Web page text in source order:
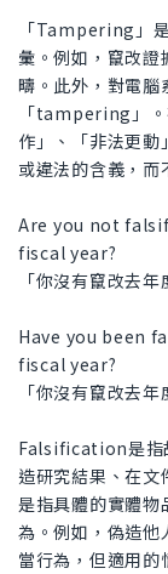
「Tampering」
彙。例如，竄改證
疇。此外，對電腦
「tampering」
作」、「非法更動
或違法的含義，而
Are you not
fiscal year?
「你沒有竄改去年
Have you been
fiscal year?
「你沒有竄改去年
Falsification是指
造研究結果、在
是指具體的實體物
為。例如，偽造他
當行為，但適用的